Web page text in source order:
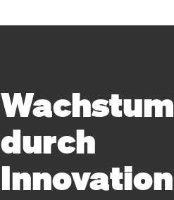
Wachstum
durch
Innovation